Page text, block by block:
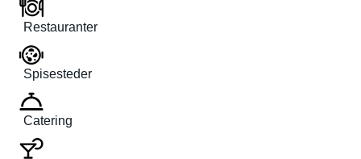
Restauranter
Spisesteder
Catering